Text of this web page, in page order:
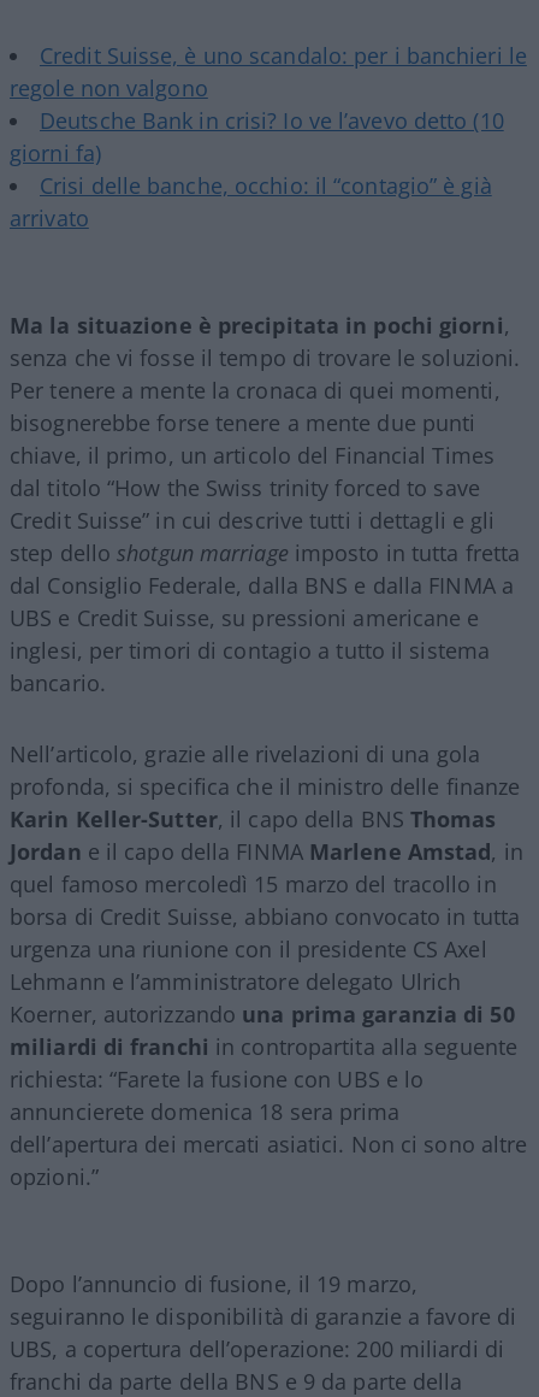
Credit Suisse, è uno scandalo: per i banchieri le
regole non valgono
Deutsche Bank in crisi? Io ve l’avevo detto (10
giorni fa)
Crisi delle banche, occhio: il “contagio” è già
arrivato
Ma la situazione è precipitata in pochi giorni,
senza che vi fosse il tempo di trovare le soluzioni.
Per tenere a mente la cronaca di quei momenti,
bisognerebbe forse tenere a mente due punti
chiave, il primo, un articolo del Financial Times
dal titolo “How the Swiss trinity forced to save
Credit Suisse” in cui descrive tutti i dettagli e gli
step delloshotgun marriage imposto in tutta fretta
dal Consiglio Federale, dalla BNS e dalla FINMA a
UBS e Credit Suisse, su pressioni americane e
inglesi, per timori di contagio a tutto il sistema
bancario.
Nell’articolo, grazie alle rivelazioni di una gola
profonda, si specifica che il ministro delle finanze
Karin Keller-Sutter, il capo della BNS Thomas
Jordan e il capo della FINMA Marlene Amstad, in
quel famoso mercoledì 15 marzo del tracollo in
borsa di Credit Suisse, abbiano convocato in tutta
urgenza una riunione con il presidente CS Axel
Lehmann e l’amministratore delegato Ulrich
Koerner, autorizzando una prima garanzia di 50
miliardi di franchi in contropartita alla seguente
richiesta: “Farete la fusione con UBS e lo
annuncierete domenica 18 sera prima
dell’apertura dei mercati asiatici. Non ci sono altre
opzioni.”
Dopo l’annuncio di fusione, il 19 marzo,
seguiranno le disponibilità di garanzie a favore di
UBS, a copertura dell’operazione: 200 miliardi di
franchi da parte della BNS e 9 da parte della